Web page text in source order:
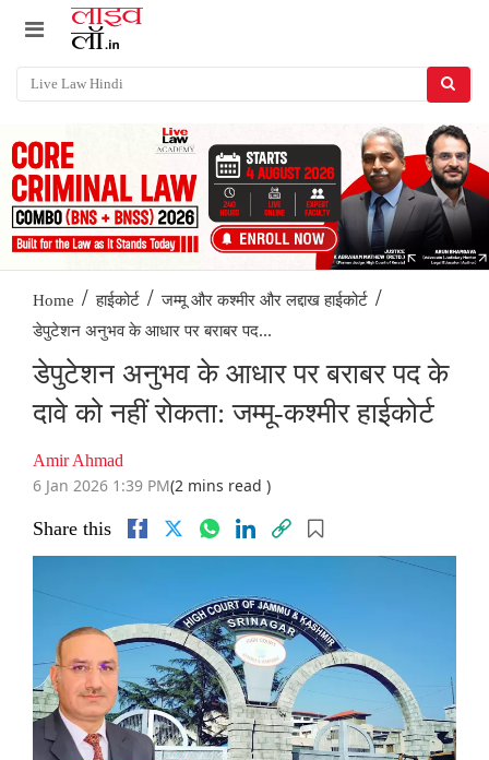
Home / हाईकोर्ट / जम्मू और कश्मीर और लद्दाख हाईकोर्ट /
डेपुटेशन अनुभव के आधार पर बराबर पद...
डेपुटेशन अनुभव के आधार पर बराबर पद के
दावे को नहीं रोकता: जम्मू-कश्मीर हाईकोर्ट
Amir Ahmad
6 Jan 2026 1:39 PM(2 mins read )
Share this